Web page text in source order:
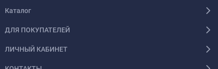
Каталог
ДЛЯ ПОКУПАТЕЛЕЙ
ЛИЧНЫЙ КАБИНЕТ